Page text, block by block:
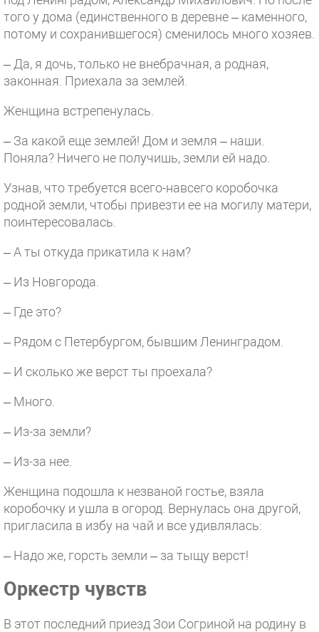
того у дома (единственного в деревне – каменного,
потому и сохранившегося) сменилось много хозяев.
– Да, я дочь, только не внебрачная, а родная,
законная. Приехала за землей.
Женщина встрепенулась.
– За какой еще землей! Дом и земля – наши.
Поняла? Ничего не получишь, земли ей надо.
Узнав, что требуется всего-навсего коробочка
родной земли, чтобы привезти ее на могилу матери,
поинтересовалась.
– А ты откуда прикатила к нам?
– Из Новгорода.
– Где это?
– Рядом с Петербургом, бывшим Ленинградом.
– И сколько же верст ты проехала?
– Много.
– Из-за земли?
– Из-за нее.
Женщина подошла к незваной гостье, взяла
коробочку и ушла в огород. Вернулась она другой,
пригласила в избу на чай и все удивлялась:
– Надо же, горсть земли – за тыщу верст!
Оркестр чувств
В этот последний приезд Зои Согриной на родину в